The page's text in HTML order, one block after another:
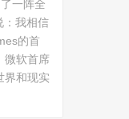
一阵全
：我相信
的首
微软首席
界和现实